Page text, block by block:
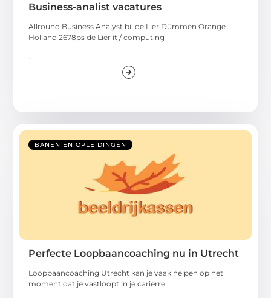
Business-analist vacatures
Allround Business Analyst bi, de Lier Dümmen Orange
Holland 2678ps de Lier it / computing
...
BANEN EN OPLEIDINGEN
Perfecte Loopbaancoaching nu in Utrecht
Loopbaancoaching Utrecht kan je vaak helpen op het
moment dat je vastloopt in je carierre.